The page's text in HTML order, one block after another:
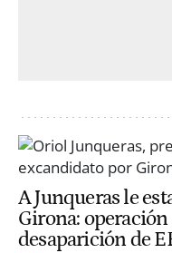
A Junqueras le
Girona:
desaparición de